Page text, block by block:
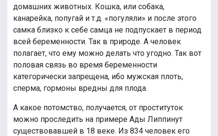
домашних животных. Кошка, или собака,
канарейка, попугай и т.д. «погуляли» и после этого
самка близко к себе самца не подпускает в период
всей беременности. Так в природе. А человек
полагает, что ему можно делать что угодно. Так вот
половая связь во время беременности
категорически запрещена, ибо мужская плоть,
сперма, гормоны вредны для плода.
А какое потомство, получается, от проституток
можно проследить на примере Ады Липпинут
существовавшей в 18 веке. Из 834 человек его